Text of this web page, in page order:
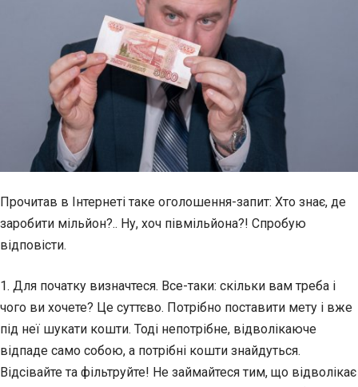
Прочитав в Інтернеті таке оголошення-запит: Хто знає, де
заробити мільйон?.. Ну, хоч півмільйона?! Спробую
відповісти.
1. Для початку визначтеся. Все-таки: скільки вам треба і
чого ви хочете? Це суттєво. Потрібно поставити мету і вже
під неї шукати кошти. Тоді непотрібне, відволікаюче
відпаде само собою, а потрібні кошти знайдуться.
Відсівайте та фільтруйте! Не займайтеся тим, що відволікає